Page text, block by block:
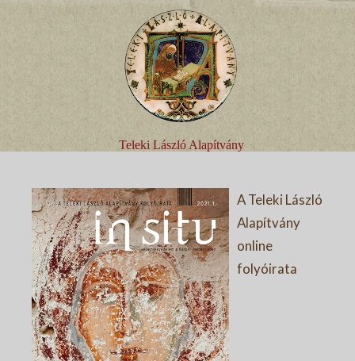
Teleki László Alapítvány
A Teleki László
Alapítvány
online
folyóirata